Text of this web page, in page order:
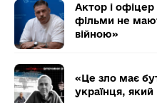
Актор і
фільми не
війною»
«Це зло має
українця,